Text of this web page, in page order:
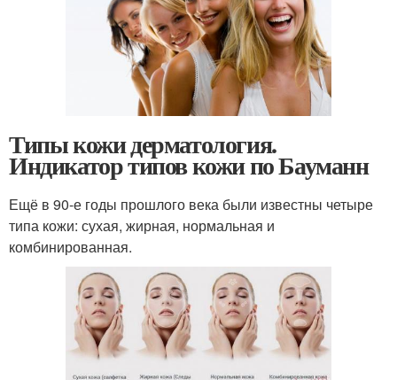
Типы кожи дерматология.
Индикатор типов кожи по Бауманн
Ещё в 90-е годы прошлого века были известны четыре
типа кожи: сухая, жирная, нормальная и
комбинированная.